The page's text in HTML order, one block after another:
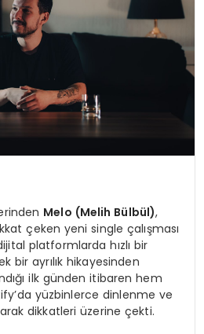
Melo (Melih Bülbül),
çeken yeni single çalışması
platformlarda hızlı bir
bir ayrılık hikayesinden
ilk günden itibaren hem
yüzbinlerce dinlenme ve
dikkatleri üzerine çekti.